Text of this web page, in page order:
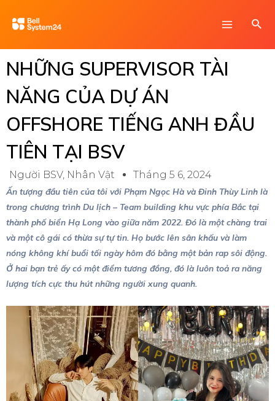
NHỮNG SUPERVISOR TÀI
NĂNG CỦA DỰ ÁN
OFFSHORE TIẾNG ANH ĐẦU
TIÊN TẠI BSV
Người BSV, Nhân Vật Tháng 5 6, 2024
Ấn tượng đầu tiên của tôi với Phạm Ngọc Hà và Đinh Thùy Linh là
trong chương trình Du lịch – Team building khu vực phía Bắc tại
thành phố biển Hạ Long vào giữa năm 2022. Đó là một chàng trai
và một cô gái có thừa sự tự tin. Họ bước lên sân khấu và làm
nóng không khí buổi tối ngày hôm đó bằng một bản rap sôi động.
Ở hai bạn trẻ ấy có một điểm tương đồng, đó là luôn toả ra năng
lượng tích cực thu hút những người xung quanh.